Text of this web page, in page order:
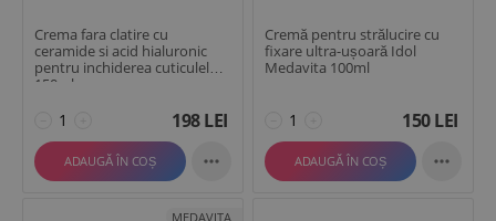
Crema fara clatire cu
ceramide si acid hialuronic
pentru inchiderea cuticulelor
150ml
198LEI
ADAUGĂ ÎN COȘ 
Cremă pentru strălucire cu
fixare ultra-ușoară Idol
Medavita 100ml
150LEI
ADAUGĂ ÎN COȘ 
MEDAVITA